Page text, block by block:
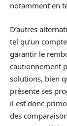
notamment en
D’autres
tel qu’un
garantir le
cautionnement
solutions, bien
présente ses
il est donc
des